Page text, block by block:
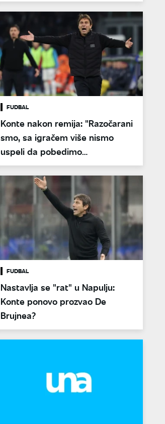
FUDBAL
Konte nakon remija: "Razočarani
smo, sa igračem više nismo
uspeli da pobedimo
Kopenhagen"
FUDBAL
Nastavlja se "rat" u Napulju:
Konte ponovo prozvao De
Brujnea?